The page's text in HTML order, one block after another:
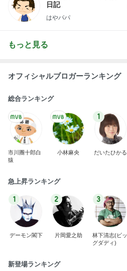
日記
はやパパ
もっと見る
オフィシャルブロガーランキング
総合ランキング
市川團十郎白
猿
小林麻央
1
だいたひかる
急上昇ランキング
1
デーモン閣下
2
片岡愛之助
3
林下清志(ビッ
グダディ)
新登場ランキング